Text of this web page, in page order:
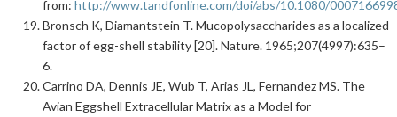
from: http://www.tandfonline.com/doi/abs/10.1080/
Bronsch K, Diamantstein T. Mucopolysaccharides as a localized
factor of egg-shell stability [20]. Nature. 1965;207(4997):635–
6.
Carrino DA, Dennis JE, Wub T, Arias JL, Fernandez MS. The
Avian Eggshell Extracellular Matrix as a Model for